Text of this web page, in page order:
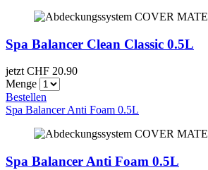
Spa Balancer Clean Classic 0.5L
jetzt CHF 20.90
Menge
Bestellen
Spa Balancer Anti Foam 0.5L
Spa Balancer Anti Foam 0.5L